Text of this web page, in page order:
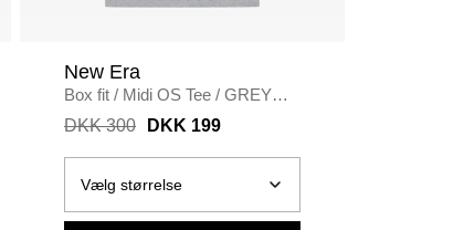
New Era
Box fit / Midi OS Tee / GREY
MELANGE
DKK 300 DKK 199